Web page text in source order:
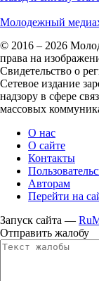
Молодежный
© 2016 – 2026
права на
Свидетельство о
Сетевое издание
надзору в сфере
массовых
О нас
О сайте
Контакты
Авторам
Перейти на
Запуск сайта —
Отправить жалобу